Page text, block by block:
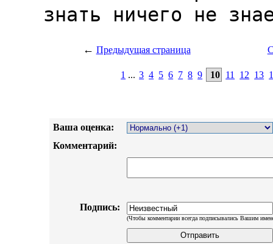
← Предыдущая страница
1 ... 3 4 5 6 7 8 9 10 11 12 13
Ваша оценка:
Комментарий:
Подпись:
(Чтобы комментарии всегда подписывались Вашим